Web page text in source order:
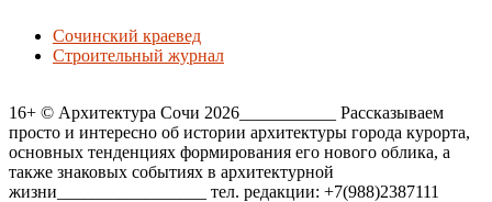
Сочинский краевед
Строительный журнал
16+ © Архитектура Сочи 2026___________ Рассказываем
просто и интересно об истории архитектуры города курорта,
основных тенденциях формирования его нового облика, а
также знаковых событиях в архитектурной
жизни_________________ тел. редакции: +7(988)2387111